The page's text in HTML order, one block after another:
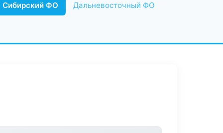
Сибирский ФО Дальневосточный ФО